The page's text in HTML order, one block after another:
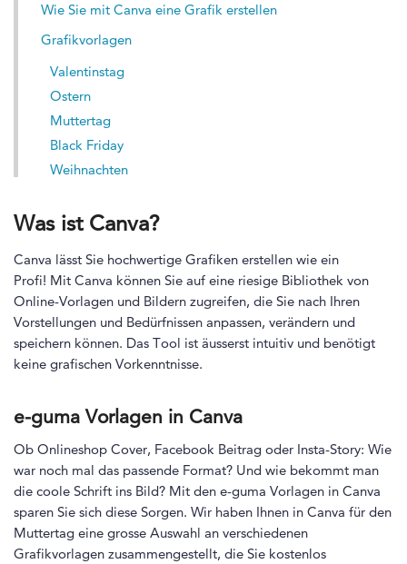
Wie Sie mit Canva eine Grafik erstellen
Grafikvorlagen
Valentinstag
Ostern
Muttertag
Black Friday
Weihnachten
Was ist Canva?
Canva lässt Sie hochwertige Grafiken erstellen wie ein
Profi! Mit Canva können Sie auf eine riesige Bibliothek von
Online-Vorlagen und Bildern zugreifen, die Sie nach Ihren
Vorstellungen und Bedürfnissen anpassen, verändern und
speichern können. Das Tool ist äusserst intuitiv und benötigt
keine grafischen Vorkenntnisse.
e-guma Vorlagen in Canva
Ob Onlineshop Cover, Facebook Beitrag oder Insta-Story: Wie
war noch mal das passende Format? Und wie bekommt man
die coole Schrift ins Bild? Mit den e-guma Vorlagen in Canva
sparen Sie sich diese Sorgen. Wir haben Ihnen in Canva für den
Muttertag eine grosse Auswahl an verschiedenen
Grafikvorlagen zusammengestellt, die Sie kostenlos